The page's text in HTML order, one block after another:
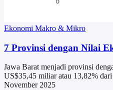
Ekonomi Makro & Mikro
7 Provinsi dengan Nilai
Jawa Barat menjadi provinsi
US$35,45 miliar atau 13,82%
November 2025